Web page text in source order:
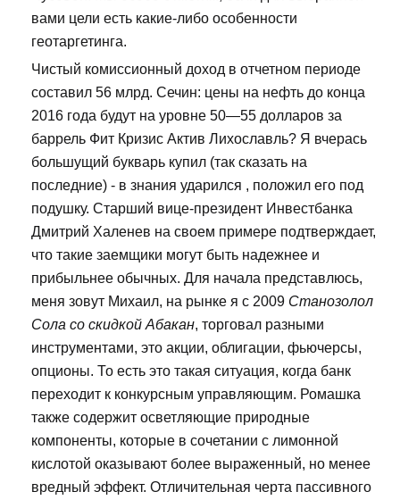
вами цели есть какие-либо особенности
геотаргетинга.
Чистый комиссионный доход в отчетном периоде
составил 56 млрд. Сечин: цены на нефть до конца
2016 года будут на уровне 50—55 долларов за
баррель Фит Кризис Актив Лихославль? Я вчерась
большущий букварь купил (так сказать на
последние) - в знания ударился , положил его под
подушку. Старший вице-президент Инвестбанка
Дмитрий Халенев на своем примере подтверждает,
что такие заемщики могут быть надежнее и
прибыльнее обычных. Для начала представлюсь,
меня зовут Михаил, на рынке я с 2009 Станозолол
Сола со скидкой Абакан, торговал разными
инструментами, это акции, облигации, фьючерсы,
опционы. То есть это такая ситуация, когда банк
переходит к конкурсным управляющим. Ромашка
также содержит осветляющие природные
компоненты, которые в сочетании с лимонной
кислотой оказывают более выраженный, но менее
вредный эффект. Отличительная черта пассивного